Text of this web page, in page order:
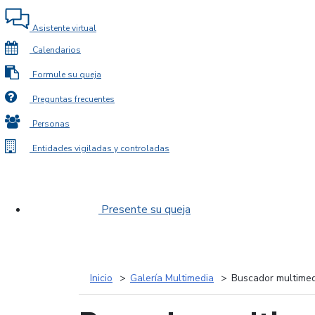
Asistente virtual
Calendarios
Formule su queja
Preguntas frecuentes
Personas
Entidades vigiladas y controladas
Presente su queja
Inicio Galería Multimedia Buscador